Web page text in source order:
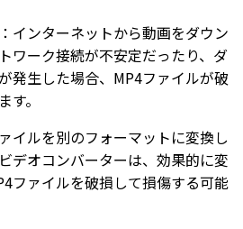
：インターネットから動画をダウン
ワーク接続が不安定だったり、ダ
発生した場合、MP4ファイルが破
。
イルを別のフォーマットに変換し
デオコンバーターは、効果的に変
ファイルを破損して損傷する可能